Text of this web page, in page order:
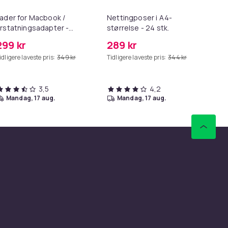
for Macbook /
-
kr
laveste pris: 349 kr
3,5
mandag, 17 aug.
Nettingposer i A4-
størrelse - 24 stk.
289 kr
Tidligere laveste pris: 344 kr
4,2
mandag, 17 aug.